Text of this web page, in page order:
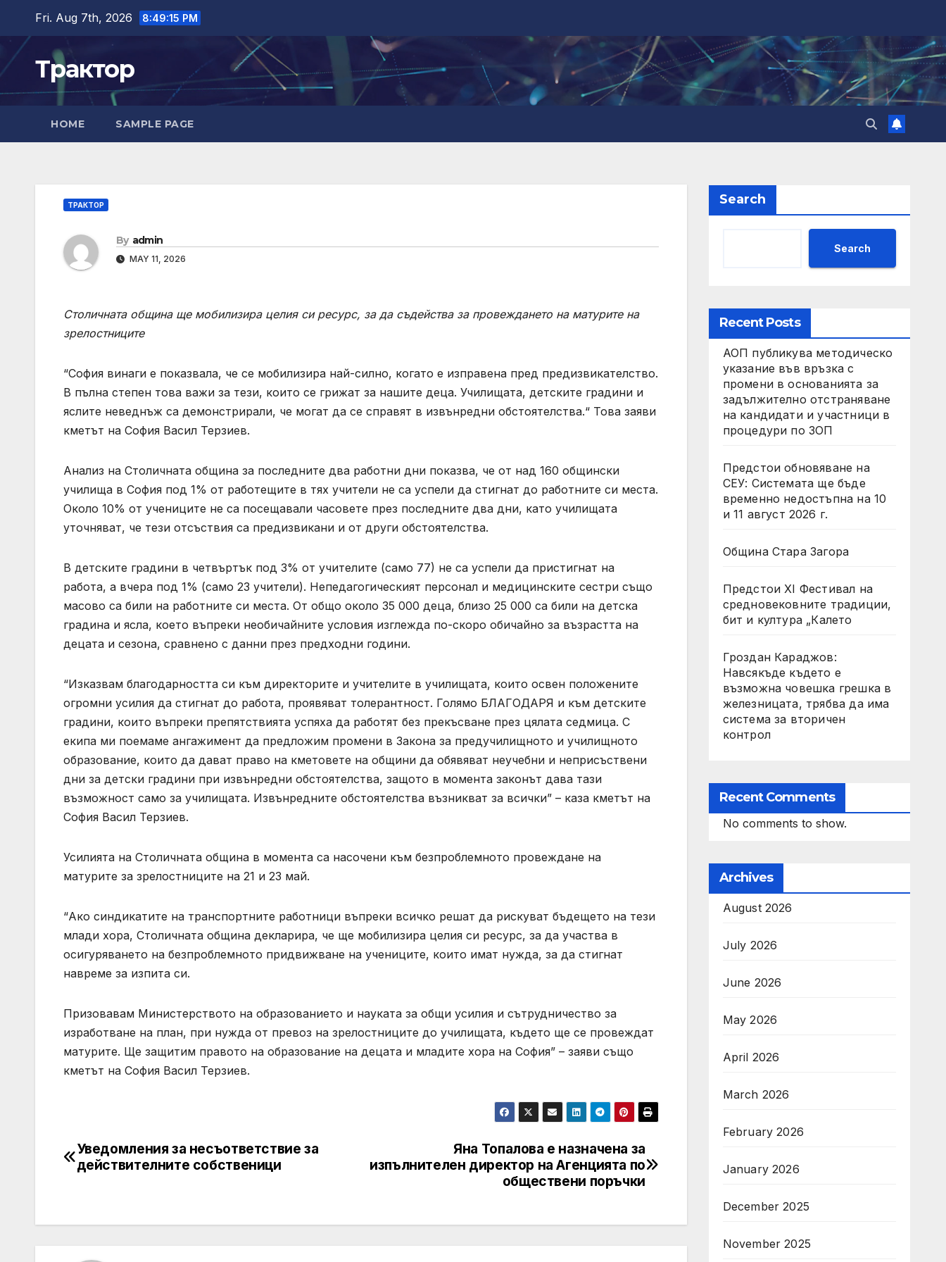
content
Fri. Aug 7th, 2026 8:49:15 PM
Трактор
HOME SAMPLE PAGE
ТРАКТОР
By admin
MAY 11, 2026
Столичната община ще мобилизира целия си ресурс, за да съдейства за провеждането на матурите на
зрелостниците
“София винаги е показвала, че се мобилизира най-силно, когато е изправена пред предизвикателство.
В пълна степен това важи за тези, които се грижат за нашите деца. Училищата, детските градини и
яслите неведнъж са демонстрирали, че могат да се справят в извънредни обстоятелства.“ Това заяви
кметът на София Васил Терзиев.
Анализ на Столичната община за последните два работни дни показва, че от над 160 общински
училища в София под 1% от работещите в тях учители не са успели да стигнат до работните си места.
Около 10% от учениците не са посещавали часовете през последните два дни, като училищата
уточняват, че тези отсъствия са предизвикани и от други обстоятелства.
В детските градини в четвъртък под 3% от учителите (само 77) не са успели да пристигнат на
работа, а вчера под 1% (само 23 учители). Непедагогическият персонал и медицинските сестри също
масово са били на работните си места. От общо около 35 000 деца, близо 25 000 са били на детска
градина и ясла, което въпреки необичайните условия изглежда по-скоро обичайно за възрастта на
децата и сезона, сравнено с данни през предходни години.
“Изказвам благодарността си към директорите и учителите в училищата, които освен положените
огромни усилия да стигнат до работа, проявяват толерантност. Голямо БЛАГОДАРЯ и към детските
градини, които въпреки препятствията успяха да работят без прекъсване през цялата седмица. С
екипа ми поемаме ангажимент да предложим промени в Закона за предучилищното и училищното
образование, които да дават право на кметовете на общини да обявяват неучебни и неприсъствени
дни за детски градини при извънредни обстоятелства, защото в момента законът дава тази
възможност само за училищата. Извънредните обстоятелства възникват за всички” – каза кметът на
София Васил Терзиев.
Усилията на Столичната община в момента са насочени към безпроблемното провеждане на
матурите за зрелостниците на 21 и 23 май.
“Ако синдикатите на транспортните работници въпреки всичко решат да рискуват бъдещето на тези
млади хора, Столичната община декларира, че ще мобилизира целия си ресурс, за да участва в
осигуряването на безпроблемното придвижване на учениците, които имат нужда, за да стигнат
навреме за изпита си.
Призовавам Министерството на образованието и науката за общи усилия и сътрудничество за
изработване на план, при нужда от превоз на зрелостниците до училищата, където ще се провеждат
матурите. Ще защитим правото на образование на децата и младите хора на София” – заяви също
кметът на София Васил Терзиев.
Post
Яна Топалова е назначена за
изпълнителен директор на Агенцията по
обществени поръчки
Уведомления за несъответствие за
действителните собственици
Search
Search
Recent Posts
АОП публикува методическо
указание във връзка с
промени в основанията за
задължително отстраняване
на кандидати и участници в
процедури по ЗОП
Предстои обновяване на
СЕУ: Системата ще бъде
временно недостъпна на 10
и 11 август 2026 г.
Община Стара Загора
Предстои XI Фестивал на
средновековните традиции,
бит и култура „Калето
Гроздан Караджов:
Навсякъде където е
възможна човешка грешка в
железницата, трябва да има
система за вторичен
контрол
Recent Comments
No comments to show.
Archives
August 2026
July 2026
June 2026
May 2026
April 2026
March 2026
February 2026
January 2026
December 2025
November 2025